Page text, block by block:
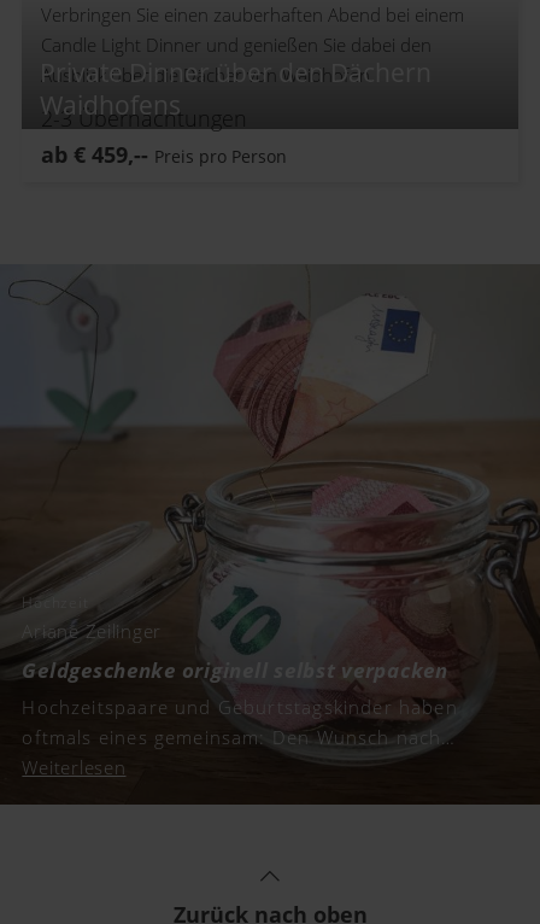
Private Dinner über den Dächern
Waidhofens
Verbringen Sie einen zauberhaften Abend bei einem
Candle Light Dinner und genießen Sie dabei den
Ausblick über die Dächer von Waidhofen.
2-3Übernachtungen
ab € 459,-- Preis pro Person
Hochzeit
Ariane Zeilinger
Geldgeschenke originell selbst verpacken
Hochzeitspaare und Geburtstagskinder haben
oftmals eines gemeinsam: Den Wunsch nach
Geldgeschenken. Wir haben für euch kreative
Weiterlesen
Zurück nach oben